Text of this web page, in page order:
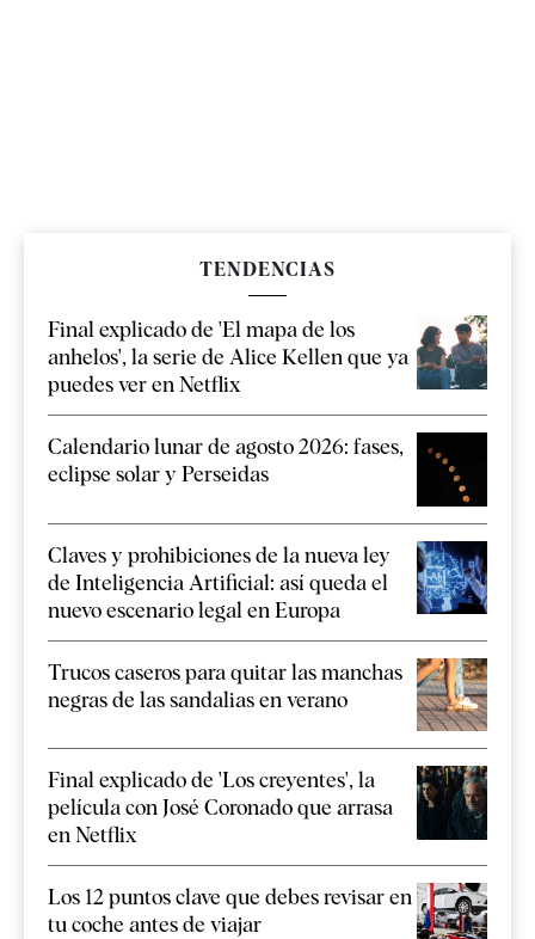
TENDENCIAS
Final explicado de 'El mapa de los
anhelos', la serie de Alice Kellen que ya
puedes ver en Netflix
Calendario lunar de agosto 2026: fases,
eclipse solar y Perseidas
Claves y prohibiciones de la nueva ley
de Inteligencia Artificial: así queda el
nuevo escenario legal en Europa
Trucos caseros para quitar las manchas
negras de las sandalias en verano
Final explicado de 'Los creyentes', la
película con José Coronado que arrasa
en Netflix
Los 12 puntos clave que debes revisar en
tu coche antes de viajar